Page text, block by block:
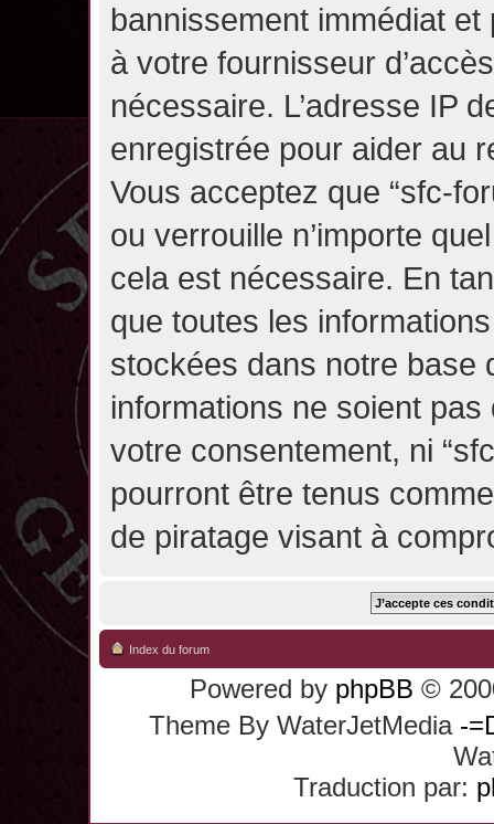
bannissement immédiat
à votre fournisseur
nécessaire. L’adresse IP
enregistrée pour aider au
Vous acceptez que “sfc-
ou verrouille n’importe
cela est nécessaire. En
que toutes les
stockées dans notre base
informations ne soient
votre consentement, ni
pourront être tenus
de piratage visant à
Index du forum
Powered by phpBB ©
Theme By WaterJetMedia -
Traduction par: